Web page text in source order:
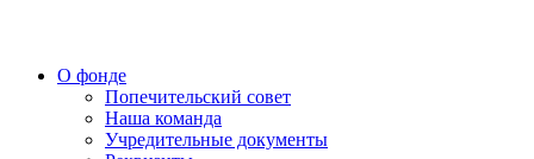
О фонде
Попечительский совет
Наша команда
Учредительные документы